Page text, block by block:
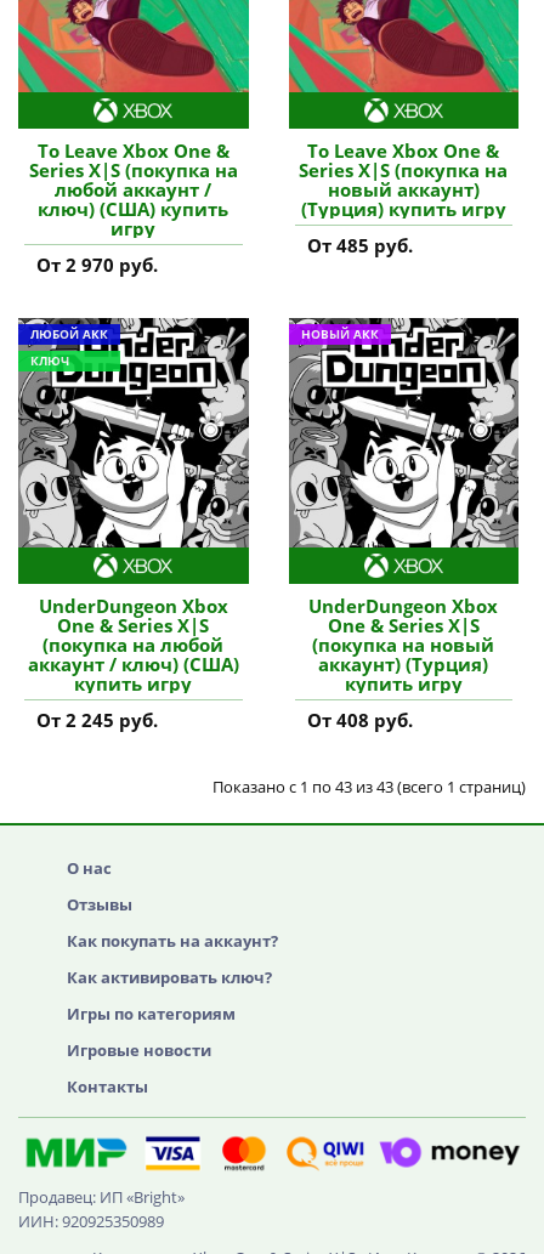
To Leave Xbox One &
Series X|S (покупка на
любой аккаунт /
ключ) (США) купить
игру
От 2 970 руб.
To Leave Xbox One &
Series X|S (покупка на
новый аккаунт)
(Турция) купить игру
От 485 руб.
ЛЮБОЙ АКК
КЛЮЧ
UnderDungeon Xbox
One & Series X|S
(покупка на любой
аккаунт / ключ) (США)
купить игру
От 2 245 руб.
НОВЫЙ АКК
UnderDungeon Xbox
One & Series X|S
(покупка на новый
аккаунт) (Турция)
купить игру
От 408 руб.
Показано с 1 по 43 из 43 (всего 1 страниц)
О нас
Отзывы
Как покупать на аккаунт?
Как активировать ключ?
Игры по категориям
Игровые новости
Контакты
Продавец: ИП «Bright»
ИИН: 920925350989